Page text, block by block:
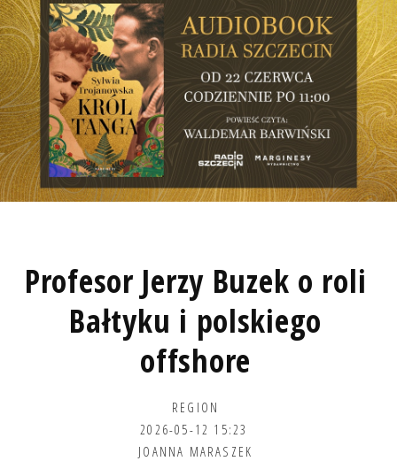
Profesor Jerzy Buzek o roli
Bałtyku i polskiego
offshore
REGION
2026-05-12 15:23
JOANNA MARASZEK